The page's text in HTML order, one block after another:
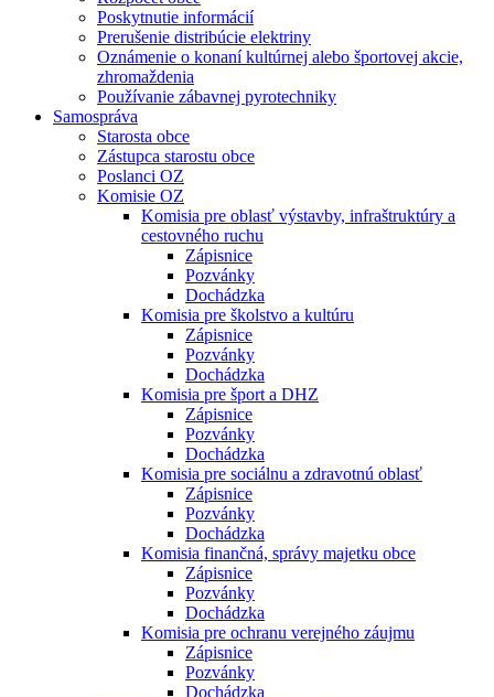
Poskytnutie informácií
Prerušenie distribúcie elektriny
Oznámenie o konaní kultúrnej alebo športovej akcie,
zhromaždenia
Používanie zábavnej pyrotechniky
Samospráva
Starosta obce
Zástupca starostu obce
Poslanci OZ
Komisie OZ
Komisia pre oblasť výstavby, infraštruktúry a
cestovného ruchu
Zápisnice
Pozvánky
Dochádzka
Komisia pre školstvo a kultúru
Zápisnice
Pozvánky
Dochádzka
Komisia pre šport a DHZ
Zápisnice
Pozvánky
Dochádzka
Komisia pre sociálnu a zdravotnú oblasť
Zápisnice
Pozvánky
Dochádzka
Komisia finančná, správy majetku obce
Zápisnice
Pozvánky
Dochádzka
Komisia pre ochranu verejného záujmu
Zápisnice
Pozvánky
Dochádzka